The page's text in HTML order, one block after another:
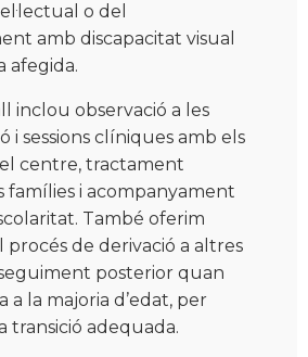
o del
amb discapacitat visual
afegida.
inclou observació a les
i sessions clíniques amb els
centre, tractament
famílies i acompanyament
També oferim
procés de derivació a altres
posterior quan
a la majoria d’edat, per
transició adequada.